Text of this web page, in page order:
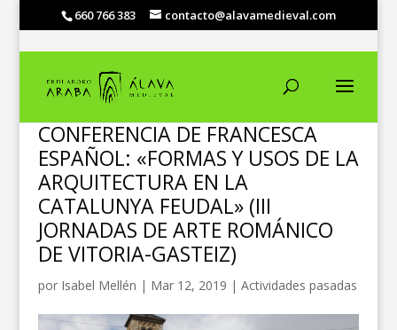
660 766 383 contacto@alavamedieval.com
CONFERENCIA DE FRANCESCA
ESPAÑOL: «FORMAS Y USOS DE LA
ARQUITECTURA EN LA
CATALUNYA FEUDAL» (III
JORNADAS DE ARTE ROMÁNICO
DE VITORIA-GASTEIZ)
por Isabel Mellén | Mar 12, 2019 | Actividades pasadas